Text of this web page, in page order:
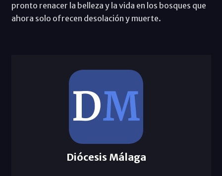
pronto renacer la belleza y la vida en los bosques que
ahora solo ofrecen desolación y muerte.
Diócesis Málaga